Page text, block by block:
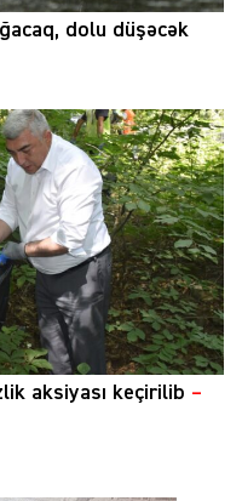
dolu düşəcək
aksiyası keçirilib –